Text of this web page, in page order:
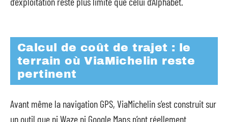
Calcul de coût de trajet : le
terrain où ViaMichelin reste
pertinent
Avant même la navigation GPS, ViaMichelin s’est construit sur
un outil que ni Waze ni Google Maps n’ont réellement